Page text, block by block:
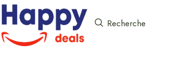
Recherche